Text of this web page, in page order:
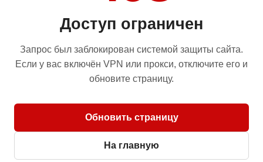
Доступ ограничен
Запрос был заблокирован системой защиты сайта.
Если у вас включён VPN или прокси, отключите его и
обновите страницу.
Обновить страницу
На главную